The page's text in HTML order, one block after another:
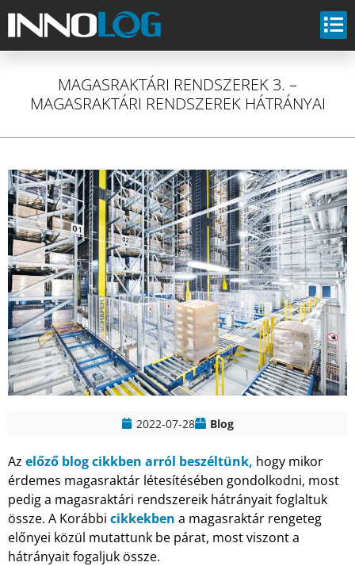
MAGASRAKTÁRI RENDSZEREK 3. –
MAGASRAKTÁRI RENDSZEREK HÁTRÁNYAI
2022-07-28 Blog
Az előző blog cikkben arról beszéltünk, hogy mikor
érdemes magasraktár létesítésében gondolkodni, most
pedig a magasraktári rendszereik hátrányait foglaltuk
össze. A Korábbi cikkekben a magasraktár rengeteg
előnyei közül mutattunk be párat, most viszont a
hátrányait fogaljuk össze.